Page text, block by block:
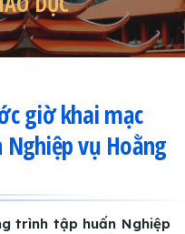
giờ khai mạc
vụ Hoằng
trình tập huấn Nghiệp